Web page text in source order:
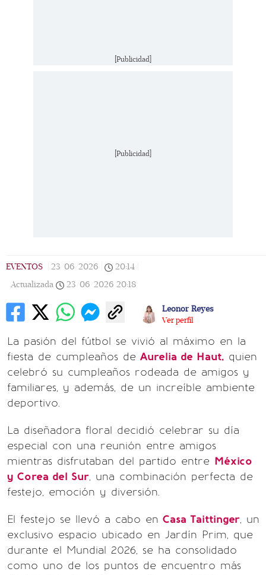
[Publicidad]
[Publicidad]
EVENTOS 23/06/2026 20:14
Actualizada
23/06/2026 20:18
Leonor Reyes
Ver perfil
La pasión del fútbol se vivió al máximo en la
fiesta de cumpleaños de Aurelia de Haut, quien
celebró su cumpleaños rodeada de amigos y
familiares, y además, de un increíble ambiente
deportivo.
La diseñadora floral decidió celebrar su día
especial con una reunión entre amigos
mientras disfrutaban del partido entre México
y Corea del Sur, una combinación perfecta de
festejo, emoción y diversión.
El festejo se llevó a cabo en Casa Taittinger, un
exclusivo espacio ubicado en Jardín Prim, que
durante el Mundial 2026, se ha consolidado
como uno de los puntos de encuentro más